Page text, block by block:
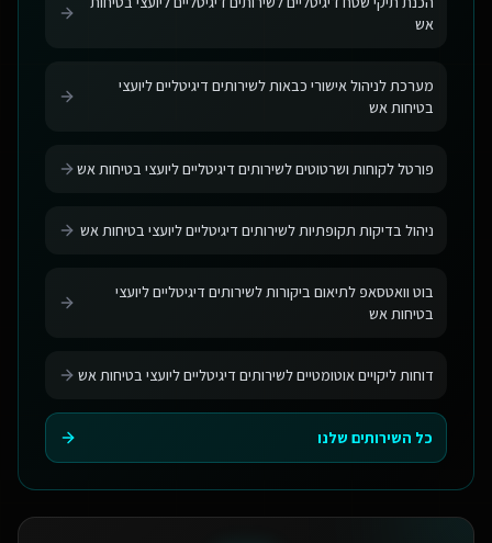
אש
מערכת לניהול אישורי כבאות לשירותים דיגיטליים ליועצי
בטיחות אש
פורטל לקוחות ושרטוטים לשירותים דיגיטליים ליועצי בטיחות אש
ניהול בדיקות תקופתיות לשירותים דיגיטליים ליועצי בטיחות אש
בוט וואטסאפ לתיאום ביקורות לשירותים דיגיטליים ליועצי
בטיחות אש
דוחות ליקויים אוטומטיים לשירותים דיגיטליים ליועצי בטיחות אש
כל השירותים שלנו